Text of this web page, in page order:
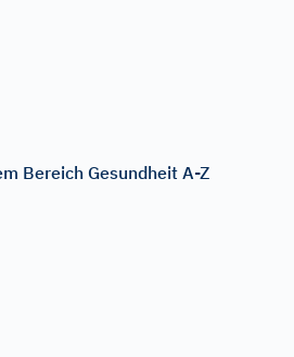
Bereich Gesundheit A-Z